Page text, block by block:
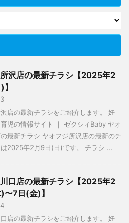
沢店の最新チラシ【2025年2
店の最新チラシをご紹介します。 妊
児の情報サイト ｜ ゼクシィBaby ヤオ
最新チラシ ヤオフジ所沢店の最新のチ
2025年2月9日(日)です。 チラシ ...
口店の最新チラシ【2025年2
7日(金)】
店の最新チラシをご紹介します。 妊